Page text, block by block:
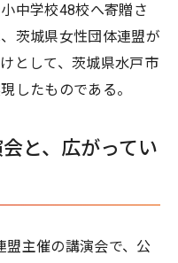
中学校48校へ寄贈さ
茨城県女性団体連盟が
として、茨城県水戸市
したものである。
と、広がってい
主催の講演会で、公